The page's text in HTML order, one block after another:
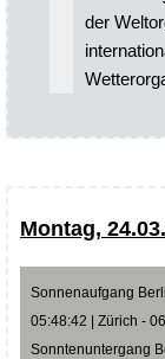
der
Montag,
Sonnenaufgang
05:48:42 | Zürich -
Sonntenuntergang